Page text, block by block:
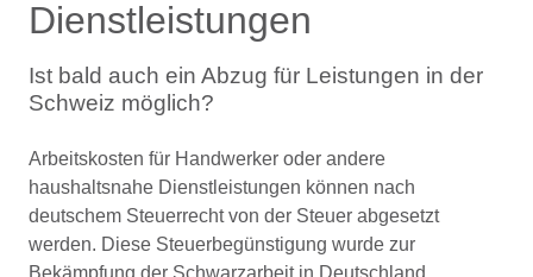
Dienstleistungen
Ist bald auch ein Abzug für Leistungen in der
Schweiz möglich?
Arbeitskosten für Handwerker oder andere
haushaltsnahe Dienstleistungen können nach
deutschem Steuerrecht von der Steuer abgesetzt
werden. Diese Steuerbegünstigung wurde zur
Bekämpfung der Schwarzarbeit in Deutschland